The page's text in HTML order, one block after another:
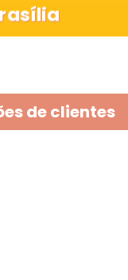
de clientes